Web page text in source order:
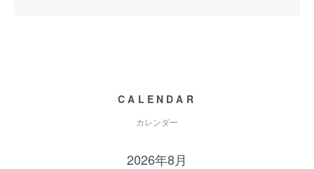
CALENDAR
カレンダー
2026年8月